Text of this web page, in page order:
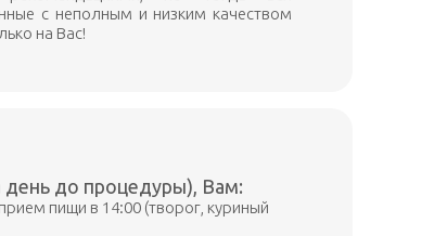
с неполным и низким качеством
на Вас!
день до процедуры), Вам:
пищи в 14:00 (творог, куриный